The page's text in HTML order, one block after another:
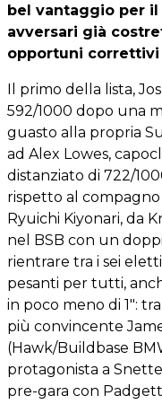
bel vantaggio per
avversari già
opportuni correttivi
Il primo della lista,
592/1000 dopo una
guasto alla propria
ad Alex Lowes,
distanziato di 722/
rispetto al
Ryuichi Kiyonari, da
nel BSB con un
rientrare tra i sei
pesanti per tutti,
in poco meno di 1":
più convincente
(Hawk/Buildbase
protagonista a
pre-gara con